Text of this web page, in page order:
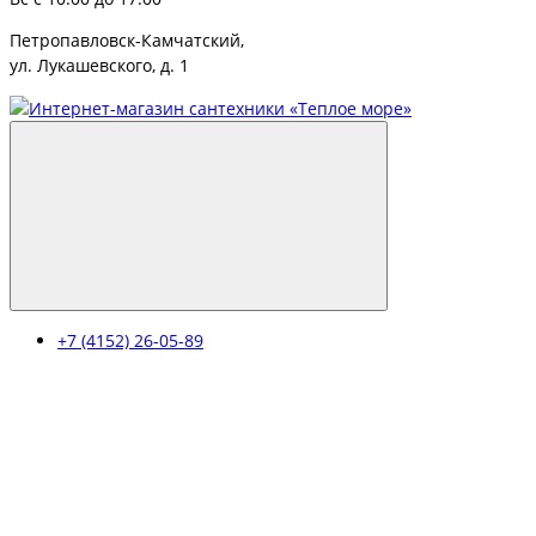
Петропавловск-Камчатский,
ул. Лукашевского, д. 1
+7 (4152) 26-05-89